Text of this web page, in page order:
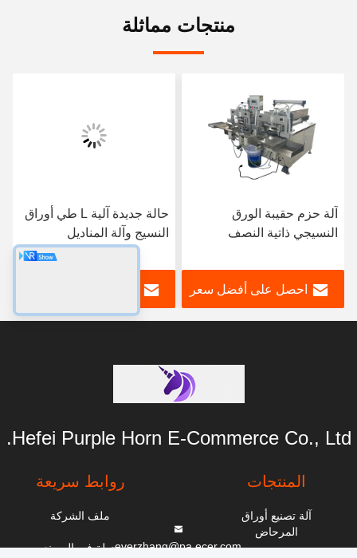
منتجات مماثلة
حزم حقيبة الورق
ذاتية النصف
احصل على أفضل سعر
حالة جديدة آلية L طي أوراق
النسيج وآلة المناديل
احصل على أفضل سعر
السعر
التعبئة
Hefei Purple Horn E-Commerce Co., Ltd.
المنتجات
آلة تصنيع أوراق
المرحاض
everzhang@pa.ecer.com
روابط سريعة
ملف الشركة
جولة في المصنع